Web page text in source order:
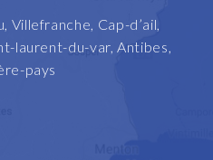
Villefranche, Cap-d’ail,
laurent-du-var, Antibes,
pays